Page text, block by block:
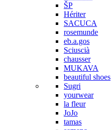
ŠP
Hériter
SACUCA
rosemunde
eb.a.gos
Sciuscià
chausser
MUKAVA
beautiful shoes
Sugri
yourwear
la fleur
JoJo
tamas